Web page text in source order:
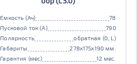
Емкость (Ач)
78
Пусковой ток (А)
790
Полярность
обратная (0, L)
Габариты
278x175x190 мм.
Гарантия (мес)
12 мес.